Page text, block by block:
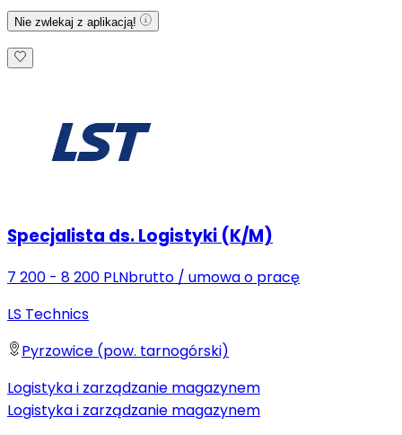
Nie zwlekaj z aplikacją!
Specjalista ds. Logistyki (K/M)
7 200 - 8 200 PLNbrutto / umowa o pracę
LS Technics
Pyrzowice (pow. tarnogórski)
Logistyka i zarządzanie magazynem
Logistyka i zarządzanie magazynem